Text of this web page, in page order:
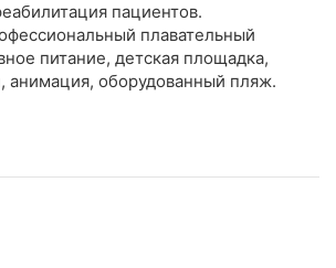
пациентов.
плавательный
питание, детская площадка,
анимация, оборудованный пляж.